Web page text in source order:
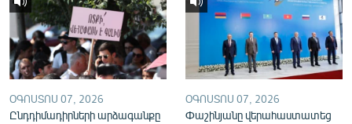
ՕԳՈՍՏՈՍ 07, 2026
Ընդդիմադիրների արձագանքը
ՕԳՈՍՏՈՍ 07, 2026
Փաշինյանը վերահաստատեց